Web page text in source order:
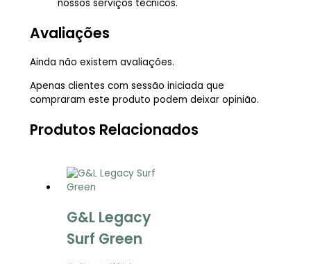
nossos serviços técnicos.
Avaliações
Ainda não existem avaliações.
Apenas clientes com sessão iniciada que
compraram este produto podem deixar opinião.
Produtos Relacionados
G&L Legacy
Surf Green